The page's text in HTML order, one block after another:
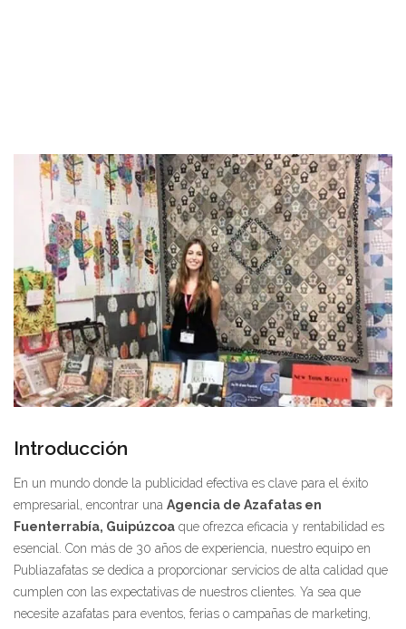
Introducción
En un mundo donde la publicidad efectiva es clave para el éxito
empresarial, encontrar una Agencia de Azafatas en
Fuenterrabía, Guipúzcoa que ofrezca eficacia y rentabilidad es
esencial. Con más de 30 años de experiencia, nuestro equipo en
Publiazafatas se dedica a proporcionar servicios de alta calidad que
cumplen con las expectativas de nuestros clientes. Ya sea que
necesite azafatas para eventos, ferias o campañas de marketing,